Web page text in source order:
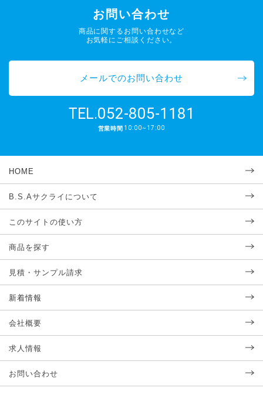
お問い合わせ
商品に関するお問い合わせなど
お気軽にご相談ください。
メールでのお問い合わせ
TEL.052-805-1181
営業時間 10:00~17:00
HOME
B.S.Aサクライについて
このサイトの使い方
商品を探す
見積・サンプル請求
新着情報
会社概要
求人情報
お問い合わせ